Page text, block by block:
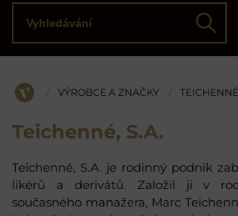
ÚVOD
/ VÝROBCE A ZNAČKY /
Teichenné, S.A.
Teichenné, S.A. je rodinný podnik
likérů a derivátů. Založil ji v
současného manažera, Marc